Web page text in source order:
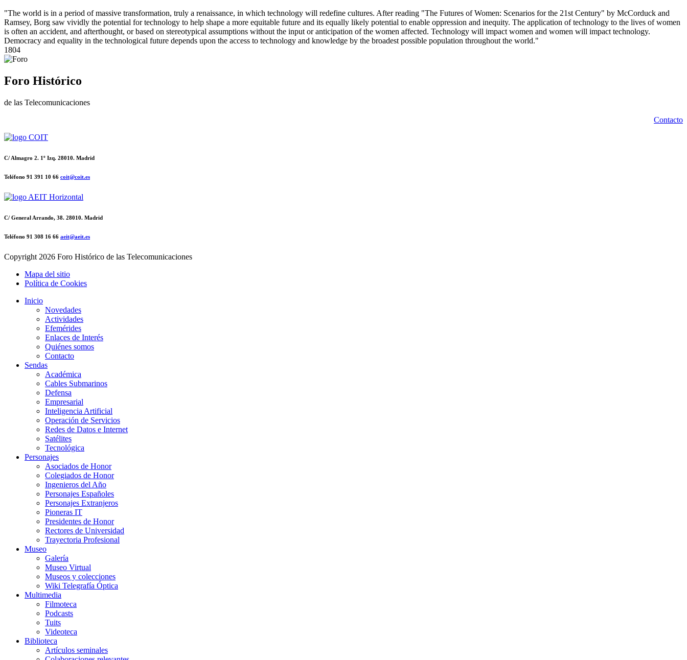
"The world is in a period of massive transformation, truly a renaissance, in which technology will redefine cultures. After reading "The Futures of Women: Scenarios for the 21st Century" by McCorduck and
Ramsey, Borg saw vividly the potential for technology to help shape a more equitable future and its equally likely potential to enable oppression and inequity. The application of technology to the lives of women
is often an accident, and afterthought, or based on stereotypical assumptions without the input or anticipation of the women affected. Technology will impact women and women will impact technology.
Democracy and equality in the technological future depends upon the access to technology and knowledge by the broadest possible population throughout the world."
1804
Foro Histórico
de las Telecomunicaciones
Contacto
C/ Almagro 2. 1º Izq. 28010. Madrid
Teléfono 91 391 10 66 coit@coit.es
C/ General Arrando, 38. 28010. Madrid
Teléfono 91 308 16 66 aeit@aeit.es
Copyright 2026 Foro Histórico de las Telecomunicaciones
Mapa del sitio
Política de Cookies
Inicio
Novedades
Actividades
Efemérides
Enlaces de Interés
Quiénes somos
Contacto
Sendas
Académica
Cables Submarinos
Defensa
Empresarial
Inteligencia Artificial
Operación de Servicios
Redes de Datos e Internet
Satélites
Tecnológica
Personajes
Asociados de Honor
Colegiados de Honor
Ingenieros del Año
Personajes Españoles
Personajes Extranjeros
Pioneras IT
Presidentes de Honor
Rectores de Universidad
Trayectoria Profesional
Museo
Galería
Museo Virtual
Museos y colecciones
Wiki Telegrafía Óptica
Multimedia
Filmoteca
Podcasts
Tuits
Videoteca
Biblioteca
Artículos seminales